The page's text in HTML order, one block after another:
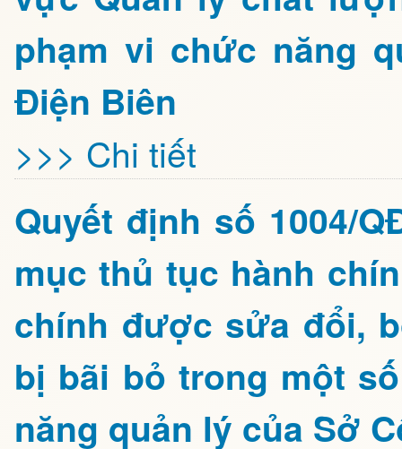
phạm vi chức năng
Điện Biên
>>> Chi tiết
Quyết định số 1004/
mục thủ tục hành
chính được sửa đổi,
bị bãi bỏ trong một
năng quản lý của Sở